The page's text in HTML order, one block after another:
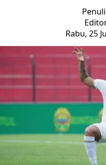
Rabu, 25